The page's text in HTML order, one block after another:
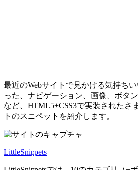
最近のWebサイトで見かける気持ち
った、ナビゲーション、画像、ボタ
など、HTML5+CSS3で実装されたさ
トのスニペットを紹介します。
LittleSnippets